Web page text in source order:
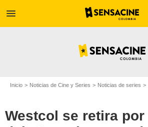
menu
Inicio Noticias de Cine y Series Noticias de series
Westcol se retira